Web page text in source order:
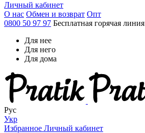
Личный кабинет
О нас Обмен и возврат Опт
0800 50 97 97 Бесплатная горячая линия
Для нее
Для него
Для дома
Рус
Укр
Избранное Личный кабинет